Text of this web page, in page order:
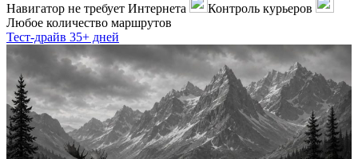
Навигатор не требует Интернета
Контроль курьеров
Любое количество маршрутов
Тест-драйв 35+ дней